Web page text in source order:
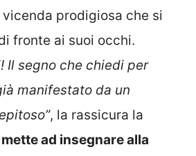
prodigiosa che si
fronte ai suoi occhi.
Il segno che chiedi per
manifestato da un
, la rassicura la
ad insegnare alla